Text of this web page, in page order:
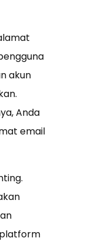
akun
.
Anda
email